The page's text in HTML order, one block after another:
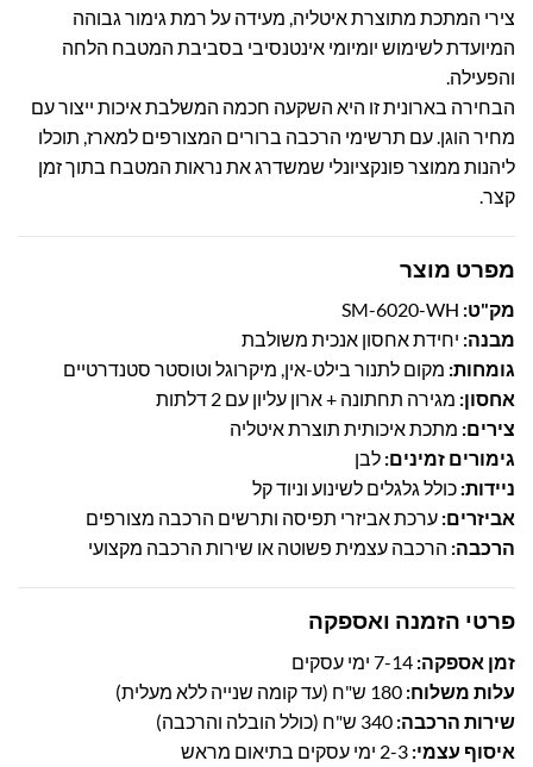
צירי המתכת מתוצרת איטליה, מעידה על רמת גימור גבוהה
המיועדת לשימוש יומיומי אינטנסיבי בסביבת המטבח הלחה
והפעילה.
הבחירה בארונית זו היא השקעה חכמה המשלבת איכות ייצור עם
מחיר הוגן. עם תרשימי הרכבה ברורים המצורפים למארז, תוכלו
ליהנות ממוצר פונקציונלי שמשדרג את נראות המטבח בתוך זמן
קצר.
מפרט מוצר
מק"ט:
מבנה: יחידת אחסון אנכית משולבת
גומחות: מקום לתנור בילט-אין, מיקרוגל וטוסטר סטנדרטיים
אחסון: מגירה תחתונה + ארון עליון עם 2 דלתות
צירים: מתכת איכותית תוצרת איטליה
גימורים זמינים: לבן
ניידות: כולל גלגלים לשינוע וניוד קל
אביזרים: ערכת אביזרי תפיסה ותרשים הרכבה מצורפים
הרכבה: הרכבה עצמית פשוטה או שירות הרכבה מקצועי
פרטי הזמנה ואספקה
זמן אספקה:
עלות משלוח:
שירות הרכבה:
איסוף עצמי: